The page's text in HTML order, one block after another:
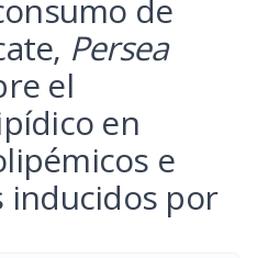
de
Persea
el
en
e
inducidos por